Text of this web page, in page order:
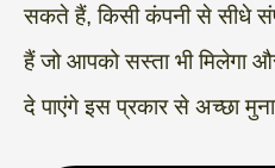
सकते हैं, किसी कंपनी से सीधे
हैं जो आपको सस्ता भी मिलेगा
दे पाएंगे इस प्रकार से अच्छा